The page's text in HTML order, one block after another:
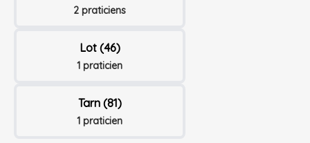
2 praticiens
Lot (46)
1 praticien
Tarn (81)
1 praticien